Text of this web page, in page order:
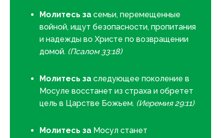
Молитесь за семьи, перемещенные
войной, ищут безопасности, пропитания
и надежды во Христе по возвращении
домой. (Псалом 33:18)
Молитесь за следующее поколение в
Мосуле восстанет из страха и обретет
цель в Царстве Божьем. (Иеремия 29:11)
Молитесь за Мосул станет